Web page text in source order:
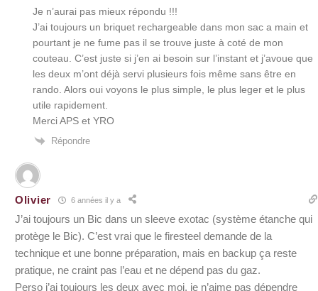
Je n’aurai pas mieux répondu !!!
J’ai toujours un briquet rechargeable dans mon sac a main et
pourtant je ne fume pas il se trouve juste à coté de mon
couteau. C’est juste si j’en ai besoin sur l’instant et j’avoue que
les deux m’ont déjà servi plusieurs fois même sans être en
rando. Alors oui voyons le plus simple, le plus leger et le plus
utile rapidement.
Merci APS et YRO
Répondre
Olivier 6 années il y a
J’ai toujours un Bic dans un sleeve exotac (système étanche qui
protège le Bic). C’est vrai que le firesteel demande de la
technique et une bonne préparation, mais en backup ça reste
pratique, ne craint pas l’eau et ne dépend pas du gaz.
Perso j’ai toujours les deux avec moi, je n’aime pas dépendre